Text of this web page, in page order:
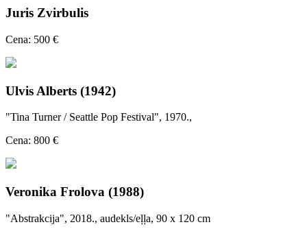
Juris Zvirbulis
Cena: 500 €
Ulvis Alberts (1942)
"Tina Turner / Seattle Pop Festival", 1970.,
Cena: 800 €
Veronika Frolova (1988)
"Abstrakcija", 2018., audekls/eļļa, 90 x 120 cm